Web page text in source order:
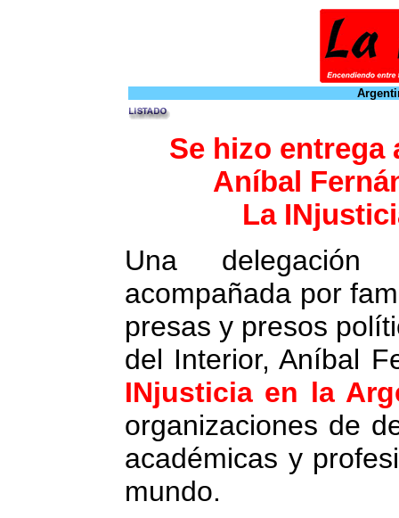
Se hizo
Aníbal
La
Una
acompañada por
presas y presos
del Interior, Aníbal
INjusticia en la
organizaciones de
académicas y
mundo.